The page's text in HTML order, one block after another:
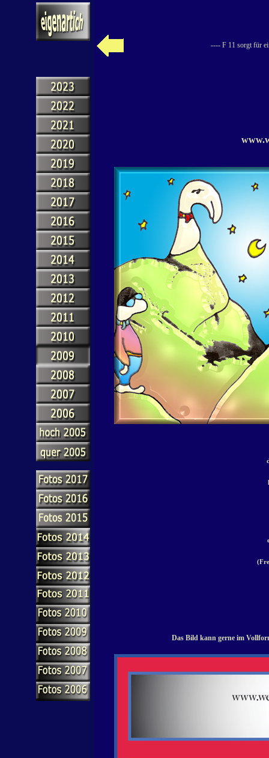
---- F 11 sorgt für
Das Bild kann gerne im